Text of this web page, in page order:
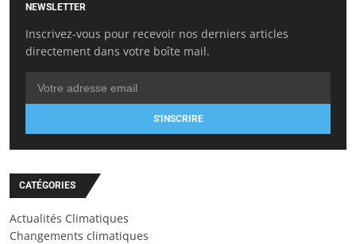
NEWSLETTER
Inscrivez-vous pour recevoir nos derniers articles
directement dans votre boîte mail.
S'INSCRIRE
CATÉGORIES
Actualités Climatiques
Changements climatiques